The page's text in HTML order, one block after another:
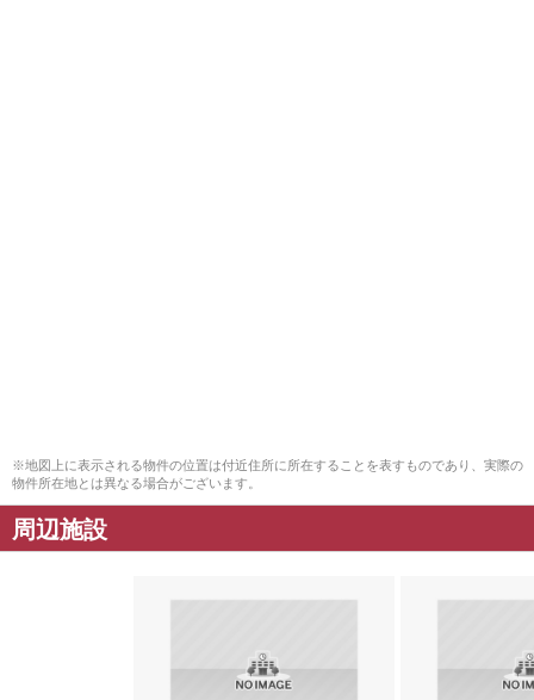
※地図上に表示される物件の位置は付近住所に所在することを表すものであり、実際の
物件所在地とは異なる場合がございます。
周辺施設